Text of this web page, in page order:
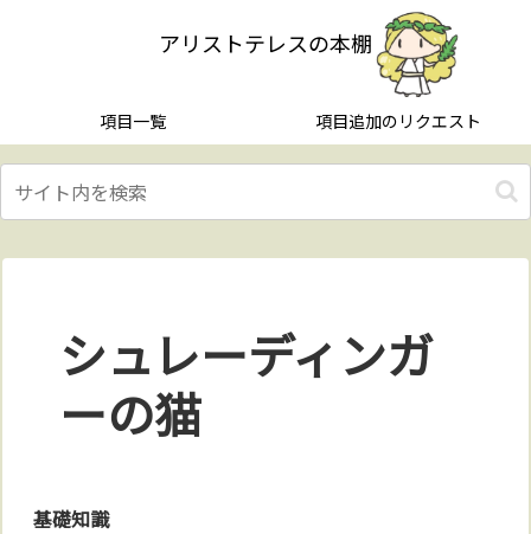
アリストテレスの本棚
項目一覧 項目追加のリクエスト
シュレーディンガ
ーの猫
基礎知識